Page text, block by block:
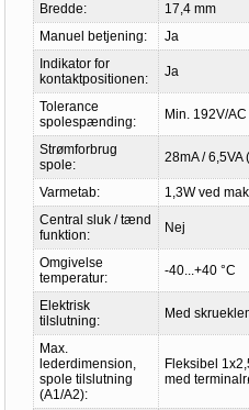
Bredde:
17,4 mm
Manuel betjening:
Ja
Indikator for
kontaktpositionen:
Ja
Tolerance
spolespænding:
Min. 192V/
Strømforbrug
spole:
28mA /
Varmetab:
1,3W ved
Central sluk / tænd
funktion:
Nej
Omgivelse
temperatur:
-40...+40 °C
Elektrisk
tilslutning:
Med
Max.
lederdimension,
spole tilslutning
(A1/A2):
Fleksibel
med